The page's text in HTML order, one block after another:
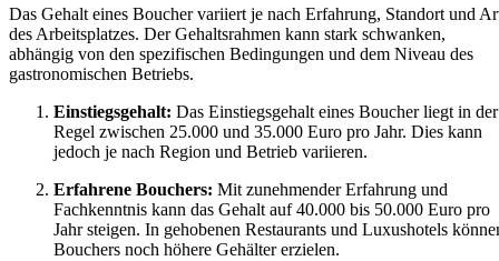
Das Gehalt eines Boucher variiert je nach Erfahrung, Standort und
des Arbeitsplatzes. Der Gehaltsrahmen kann stark schwanken,
abhängig von den spezifischen Bedingungen und dem Niveau des
gastronomischen Betriebs.
Einstiegsgehalt: Das Einstiegsgehalt eines Boucher liegt in der
Regel zwischen 25.000 und 35.000 Euro pro Jahr. Dies kann
jedoch je nach Region und Betrieb variieren.
Erfahrene Bouchers: Mit zunehmender Erfahrung und
Fachkenntnis kann das Gehalt auf 40.000 bis 50.000 Euro pro
Jahr steigen. In gehobenen Restaurants und Luxushotels
Bouchers noch höhere Gehälter erzielen.